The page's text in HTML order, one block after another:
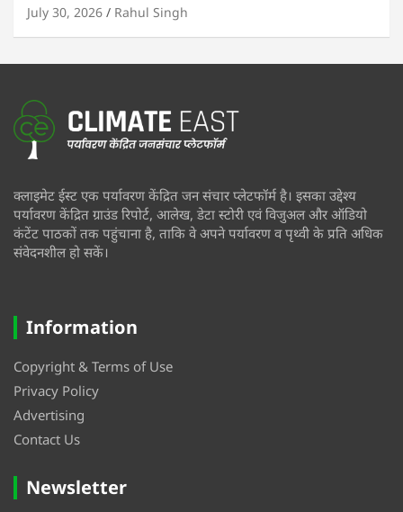
July 30, 2026 Rahul Singh
क्लाइमेट ईस्ट एक पर्यावरण केंद्रित जन संचार प्लेटफॉर्म है। इसका उद्देश्य
पर्यावरण केंद्रित ग्राउंड रिपोर्ट, आलेख, डेटा स्टोरी एवं विजुअल और ऑडियो
कंटेंट पाठकों तक पहुंचाना है, ताकि वे अपने पर्यावरण व पृथ्वी के प्रति अधिक
संवेदनशील हो सकें।
Information
Copyright & Terms of Use
Privacy Policy
Advertising
Contact Us
Newsletter